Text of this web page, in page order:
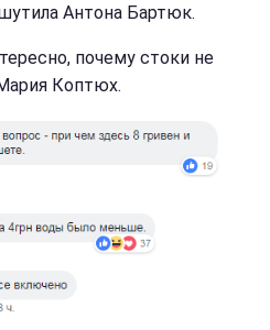
Антона Бартюк.
почему стоки не
Коптюх.